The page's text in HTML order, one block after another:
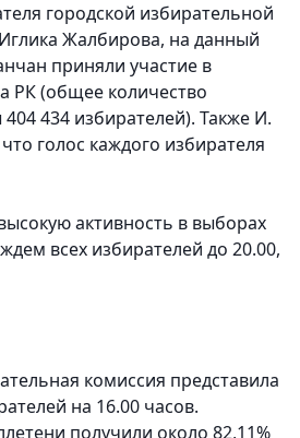
городской избирательной
Жалбирова, на данный
приняли участие в
РК (общее количество
434 избирателей). Также И.
голос каждого избирателя
активность в выборах
всех избирателей до 20.00,
комиссия представила
на 16.00 часов.
получили около 82,11%